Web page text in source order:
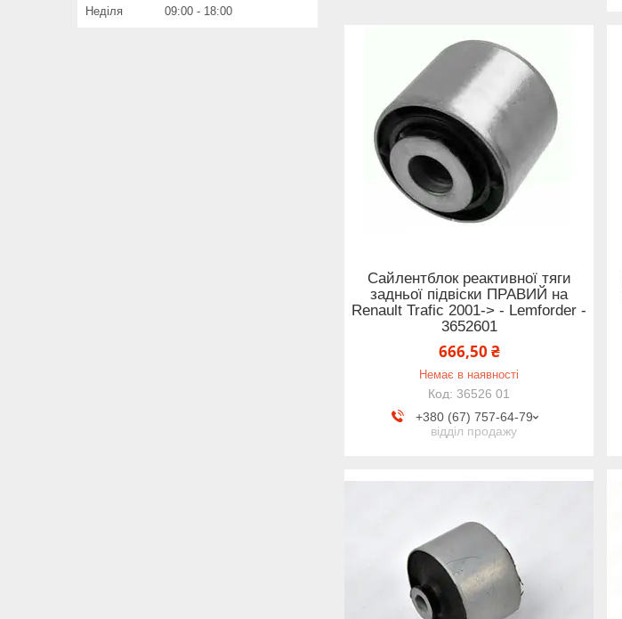
Сайлентблок реактивної тяги
задньої підвіски ПРАВИЙ на
Renault Trafic 2001-> - Lemforder -
3652601
666,50 ₴
Немає в наявності
36526 01
+380 (67) 757-64-79
відділ продажу
Неділя
09:00 18:00